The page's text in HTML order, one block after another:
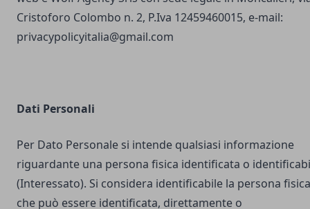
Cristoforo Colombo n. 2, P.Iva 12459460015, e-mail:
privacypolicyitalia@gmail.com
Dati Personali
Per Dato Personale si intende qualsiasi informazione
riguardante una persona fisica identificata o
(Interessato). Si considera identificabile la persona fisica
che può essere identificata, direttamente o